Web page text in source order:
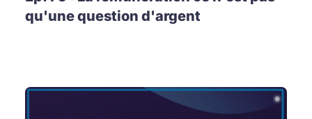
qu'une question d'argent